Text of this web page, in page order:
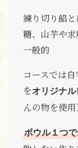
練り切り餡
糖、山芋や
一般的
コースでは
をオリジナ
んの物を使用
ボウル１つで